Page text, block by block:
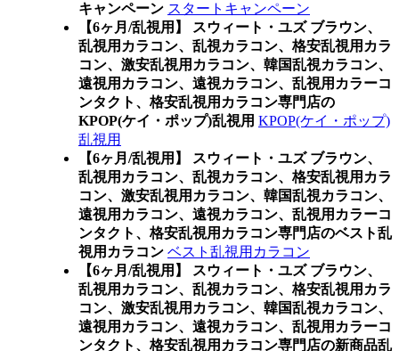
キャンペーン スタートキャンペーン
【6ヶ月/乱視用】 スウィート・ユズ ブラウン、
乱視用カラコン、乱視カラコン、格安乱視用カラ
コン、激安乱視用カラコン、韓国乱視カラコン、
遠視用カラコン、遠視カラコン、乱視用カラーコ
ンタクト、格安乱視用カラコン専門店の
KPOP(ケイ・ポップ)乱視用 KPOP(ケイ・ポップ)
乱視用
【6ヶ月/乱視用】 スウィート・ユズ ブラウン、
乱視用カラコン、乱視カラコン、格安乱視用カラ
コン、激安乱視用カラコン、韓国乱視カラコン、
遠視用カラコン、遠視カラコン、乱視用カラーコ
ンタクト、格安乱視用カラコン専門店のベスト乱
視用カラコン ベスト乱視用カラコン
【6ヶ月/乱視用】 スウィート・ユズ ブラウン、
乱視用カラコン、乱視カラコン、格安乱視用カラ
コン、激安乱視用カラコン、韓国乱視カラコン、
遠視用カラコン、遠視カラコン、乱視用カラーコ
ンタクト、格安乱視用カラコン専門店の新商品乱